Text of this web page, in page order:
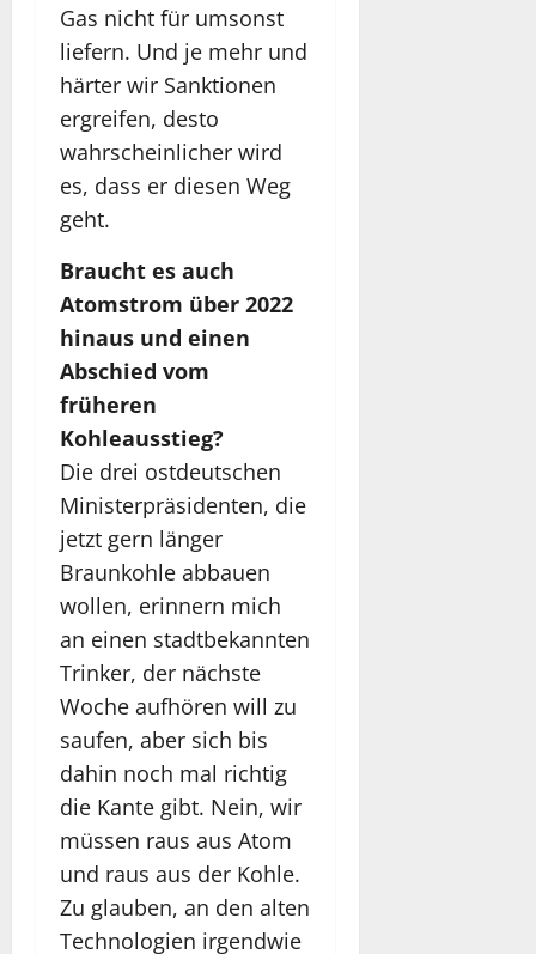
Gas nicht für umsonst
liefern. Und je mehr und
härter wir Sanktionen
ergreifen, desto
wahrscheinlicher wird
es, dass er diesen Weg
geht.
Braucht es auch
Atomstrom über 2022
hinaus und einen
Abschied vom
früheren
Kohleausstieg?
Die drei ostdeutschen
Ministerpräsidenten, die
jetzt gern länger
Braunkohle abbauen
wollen, erinnern mich
an einen stadtbekannten
Trinker, der nächste
Woche aufhören will zu
saufen, aber sich bis
dahin noch mal richtig
die Kante gibt. Nein, wir
müssen raus aus Atom
und raus aus der Kohle.
Zu glauben, an den alten
Technologien irgendwie